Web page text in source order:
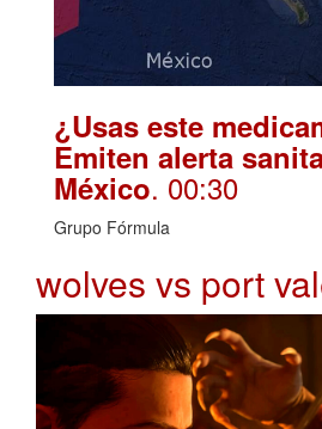
¿Usas este
Emiten alerta
México. 00:30
Grupo Fórmula
wolves vs port